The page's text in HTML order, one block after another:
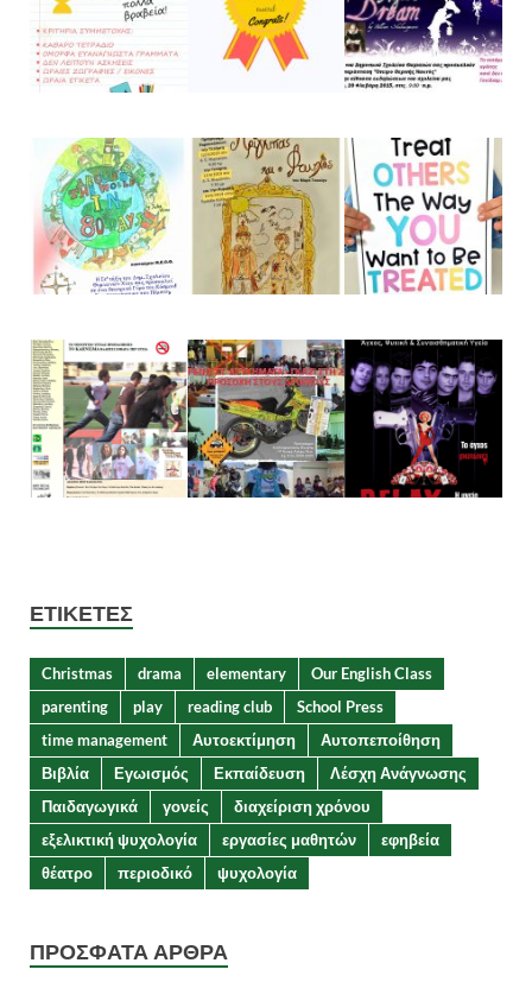
ΕΤΙΚΈΤΕΣ
Christmas drama elementary
Our English Class
parenting
play reading club
School Press
time management
Αυτοεκτίμηση
Αυτοπεποίθηση
Βιβλία
Εγωισμός Εκπαίδευση
Λέσχη Ανάγνωσης
Παιδαγωγικά
γονείς
διαχείριση χρόνου
εξελικτική ψυχολογία
εργασίες μαθητών
εφηβεία
θέατρο
περιοδικό ψυχολογία
ΠΡΌΣΦΑΤΑ ΆΡΘΡΑ